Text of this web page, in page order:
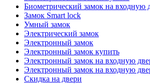
Биометрический замок на входную
Замок Smart lock
Умный замок
Электрический замок
Электронный замок
Электронный замок купить
Электронный замок на входную
Электронный замок на входную
Скидка на двери